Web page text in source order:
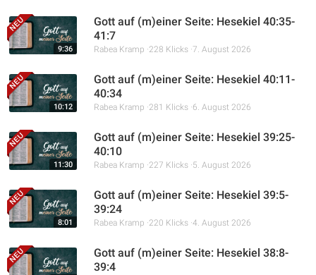
9:36
Gott auf (m)einer Seite: Hesekiel 40:35-
41:7
Rabea Kramp 228 Klicks 7. August 2026
10:12
Gott auf (m)einer Seite: Hesekiel 40:11-
40:34
Rabea Kramp 281 Klicks 6. August 2026
11:30
Gott auf (m)einer Seite: Hesekiel 39:25-
40:10
Rabea Kramp 227 Klicks 5. August 2026
8:01
Gott auf (m)einer Seite: Hesekiel 39:5-
39:24
Rabea Kramp 220 Klicks 4. August 2026
Gott auf (m)einer Seite: Hesekiel 38:8-
39:4